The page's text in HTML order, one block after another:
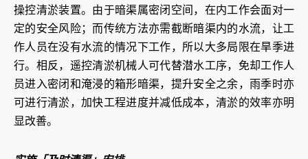
操控清淤装置。由于暗渠属密闭空间，在内工作会面对一
定的安全风险；而传统方法亦需截断暗渠内的水流，让工
作人员在没有水流的情况下工作，所以大多局限在旱季进
行。相反，遥控清淤机械人可代替潜水工序，免却工作人
员进入密闭和淹浸的箱形暗渠，提升安全之余，雨季时亦
可进行清淤，加快工程进度并减低成本，清淤的效率亦明
显改善。